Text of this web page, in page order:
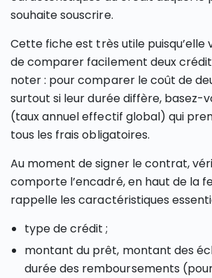
souhaite souscrire.
Cette fiche est très utile
de comparer facilement deux
noter : pour comparer le coût de
surtout si leur durée diffère, basez-
(taux annuel effectif global) qui
tous les frais obligatoires.
Au moment de signer le contrat,
comporte l’encadré, en haut de la
rappelle les caractéristiques
type de crédit ;
montant du prêt, montant des
durée des remboursements